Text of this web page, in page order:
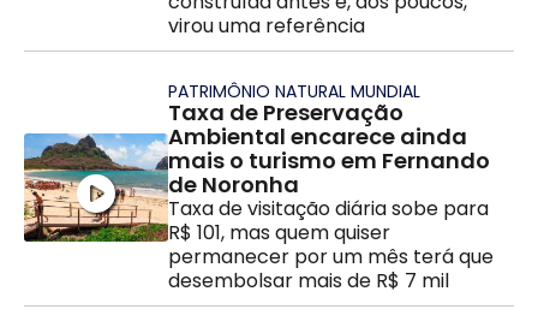
virou uma referência
PATRIMÔNIO NATURAL MUNDIAL
Taxa de Preservação
Ambiental encarece ainda
mais o turismo em Fernando
de Noronha
Taxa de visitação diária sobe para
R$ 101, mas quem quiser
permanecer por um mês terá que
desembolsar mais de R$ 7 mil